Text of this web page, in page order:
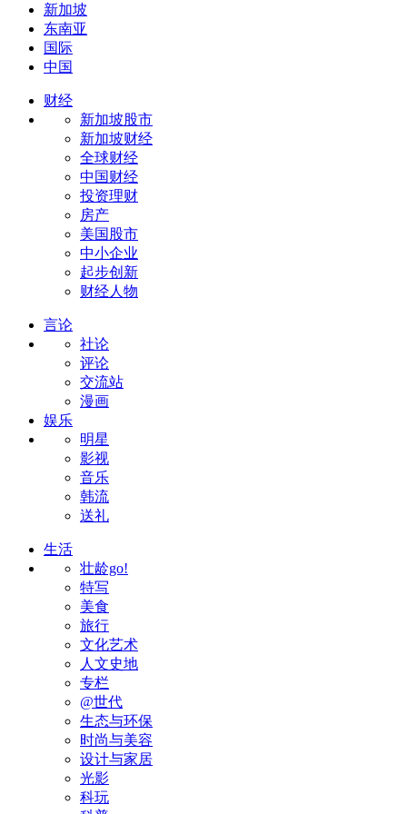
新加坡
东南亚
国际
中国
财经
新加坡股市
新加坡财经
全球财经
中国财经
投资理财
房产
美国股市
中小企业
起步创新
财经人物
言论
社论
评论
交流站
漫画
娱乐
明星
影视
音乐
韩流
送礼
生活
壮龄go!
特写
美食
旅行
文化艺术
人文史地
专栏
@世代
生态与环保
时尚与美容
设计与家居
光影
科玩